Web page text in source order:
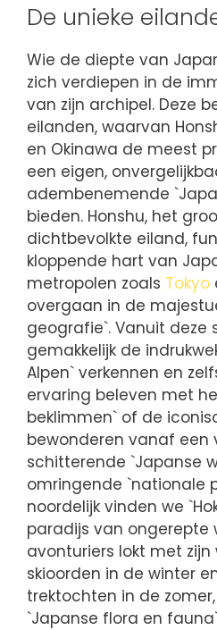
De unieke
Wie de diepte van
zich verdiepen in de
van zijn archipel. Deze
eilanden, waarvan
en Okinawa de meest
een eigen,
adembenemende
bieden. Honshu, het
dichtbevolkte eiland,
kloppende hart van
metropolen zoals Tokyo
overgaan in de
geografie`. Vanuit deze
gemakkelijk de
Alpen` verkennen en
ervaring beleven met
beklimmen` of de
bewonderen vanaf een
schitterende `Japanse
omringende `nationale
noordelijk vinden we
paradijs van ongerepte
avonturiers lokt met zijn
skioorden in de winter
trektochten in de
`Japanse flora en